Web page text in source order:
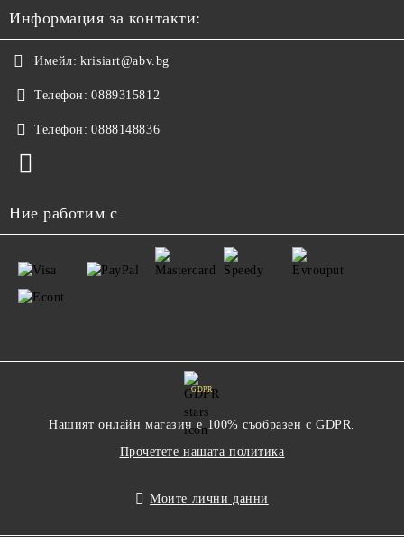
Информация за контакти:
Имейл: krisiart@abv.bg
Телефон: 0889315812
Телефон: 0888148836
Ние работим с
GDPR
Нашият онлайн магазин е 100% съобразен с GDPR.
Прочетете нашата политика
Моите лични данни